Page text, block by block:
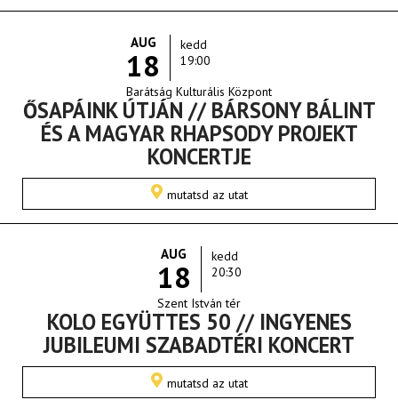
AUG
18
kedd
19:00
Barátság Kulturális Központ
ŐSAPÁINK ÚTJÁN // BÁRSONY BÁLINT
ÉS A MAGYAR RHAPSODY PROJEKT
KONCERTJE
mutatsd az utat
AUG
18
kedd
20:30
Szent István tér
KOLO EGYÜTTES 50 // INGYENES
JUBILEUMI SZABADTÉRI KONCERT
mutatsd az utat